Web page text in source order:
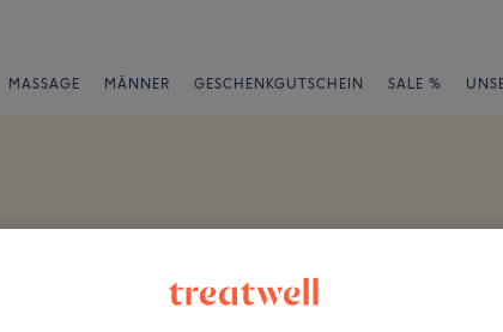
MASSAGE MÄNNER GESCHENKGUTSCHEIN SALE %